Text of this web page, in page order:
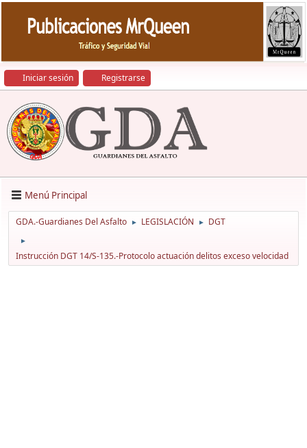
Iniciar sesión Registrarse
Menú Principal
GDA.-Guardianes Del Asfalto ► LEGISLACIÓN ► DGT
►
Instrucción DGT 14/S-135.-Protocolo actuación delitos exceso velocidad